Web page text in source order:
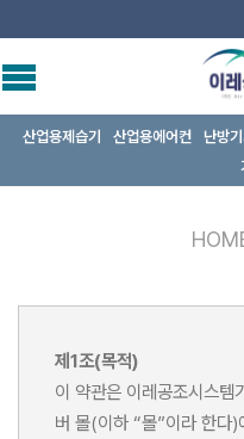
산업용제습기 산업용에어컨 난방기
제1조(목적)
이 약관은 이레공조시스템
버 몰(이하 “몰”이라 한다